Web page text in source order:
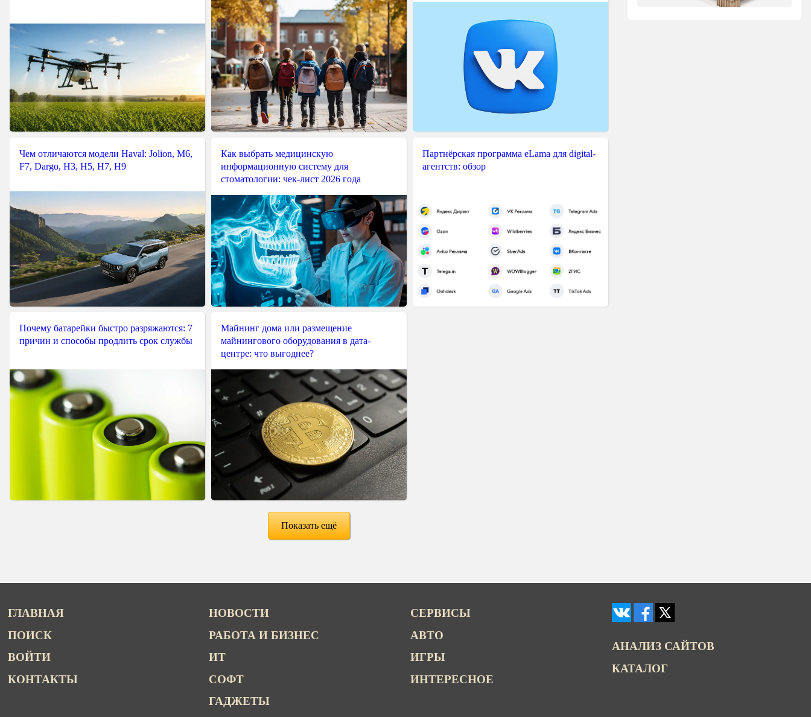
Чем отличаются модели Haval: Jolion, M6,
F7, Dargo, H3, H5, H7, H9
Как выбрать медицинскую
информационную систему для
стоматологии: чек-лист 2026 года
Партнёрская программа eLama для digital-
агентств: обзор
Почему батарейки быстро разряжаются: 7
причин и способы продлить срок службы
Майнинг дома или размещение
майнингового оборудования в дата-
центре: что выгоднее?
Показать ещё
ГЛАВНАЯ
ПОИСК
ВОЙТИ
КОНТАКТЫ
НОВОСТИ
РАБОТА И БИЗНЕС
ИТ
СОФТ
ГАДЖЕТЫ
СЕРВИСЫ
АВТО
ИГРЫ
ИНТЕРЕСНОЕ
АНАЛИЗ САЙТОВ
КАТАЛОГ